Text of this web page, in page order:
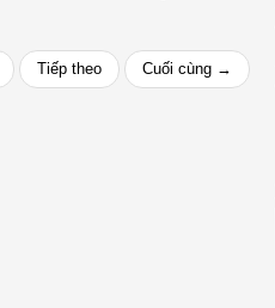
Tiếp theo Cuối cùng →